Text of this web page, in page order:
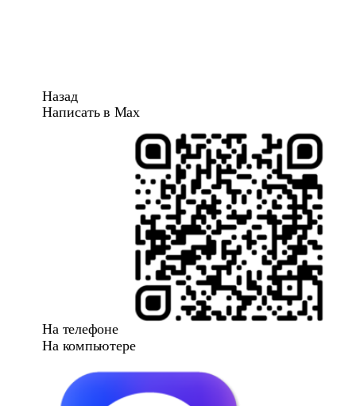
Назад
Написать в Max
На телефоне
На компьютере